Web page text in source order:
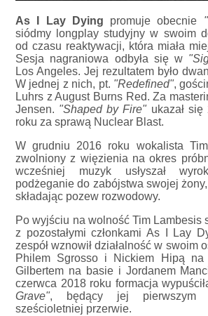
As I Lay Dying promuje obecnie
siódmy longplay studyjny w swoim
od czasu reaktywacji, która miała
Sesja nagraniowa odbyła się w
Los Angeles. Jej rezultatem było
W jednej z nich, pt. "Redefined",
Luhrs z August Burns Red. Za
Jensen. "Shaped by Fire"ukazał się
roku za sprawą Nuclear Blast.
W grudniu 2016 roku wokalista
zwolniony z więzienia na okres
wcześniej muzyk usłyszał
podżeganie do zabójstwa swojej
składając pozew rozwodowy.
Po wyjściu na wolność Tim Lambesis
z pozostałymi członkami As I Lay
zespół wznowił działalność w swoim
Philem Sgrosso i Nickiem Hipą na
Gilbertem na basie i Jordanem
czerwca 2018 roku formacja
Grave", będący jej pierwszym
sześcioletniej przerwie.